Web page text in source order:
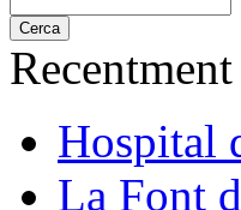
Recentment
Hospital
La Font